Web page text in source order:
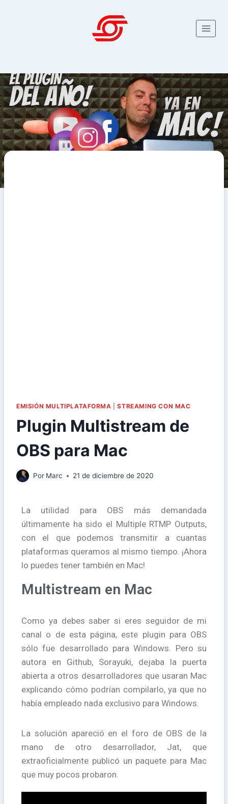
EMISIÓN MULTIPLATAFORMA |STREAMING CON MAC
Plugin Multistream de
OBS para Mac
Por Marc 21 de diciembre de 2020
La utilidad para OBS más demandada
últimamente ha sido el Multiple RTMP Outputs,
con el que podemos transmitir a cuantas
plataformas queramos al mismo tiempo. ¡Ahora
lo puedes tener también en Mac!
Multistream en Mac
Como ya debes saber si eres seguidor de mi
canal o de esta página, este plugin para OBS
sólo fue desarrollado para Windows. Pero su
autora en Github, Sorayuki, dejaba la puerta
abierta a otros desarrolladores que usaran Mac
explicando cómo podrían compilarlo, ya que no
había empleado nada exclusivo para Windows.
La solución apareció en el foro de OBS de la
mano de otro desarrollador, Jat, que
extraoficialmente publicó un paquete para Mac
que muy pocos probaron.